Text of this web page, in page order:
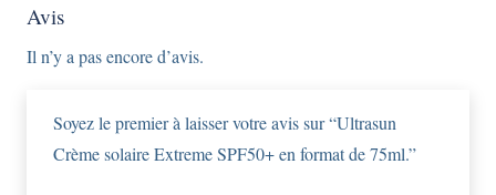
Avis
Il n’y a pas encore d’avis.
Soyez le premier à laisser votre avis sur “Ultrasun
Crème solaire Extreme SPF50+ en format de 75ml.”